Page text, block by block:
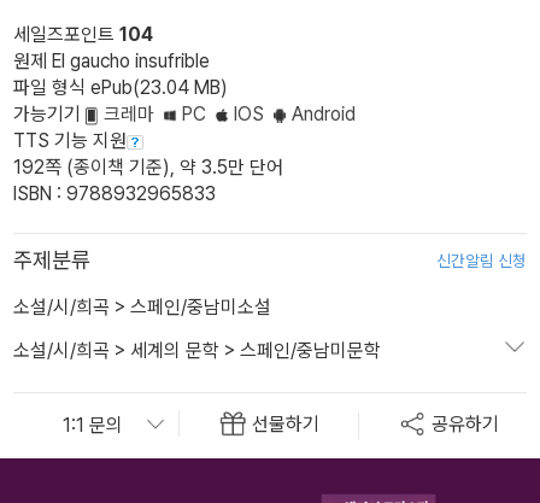
세일즈포인트 104
원제 El gaucho insufrible
파일 형식 ePub(23.04 MB)
가능기기
크레마 PC IOS
Android
TTS 기능 지원
192쪽 (종이책 기준), 약 3.5만 단어
ISBN : 9788932965833
주제분류 신간알림 신청
소설/시/희곡 > 스페인/중남미소설
소설/시/희곡 > 세계의 문학 > 스페인/중남미문학
선물하기 공유하기